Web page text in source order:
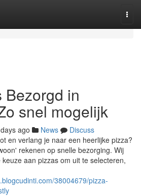
Bezorgd in
snel mogelijk
ago News
Discuss
en verlang je naar een heerlijke pizza?
rekenen op snelle bezorging. Wij
aan pizzas om uit te selecteren,
38004679/pizza-